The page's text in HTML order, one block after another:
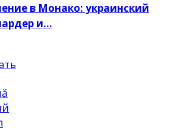
в Монако: украинский
и…